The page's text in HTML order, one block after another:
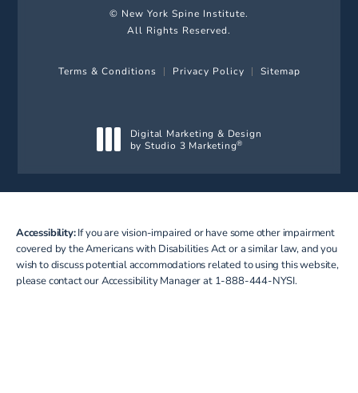
© New York Spine Institute.
All Rights Reserved.
Terms & Conditions Privacy Policy Sitemap
Digital Marketing & Design
by Studio 3 Marketing®
Accessibility:If you are vision-impaired or have some other impairment
covered by the Americans with Disabilities Act or a similar law, and you
wish to discuss potential accommodations related to using this website,
please contact our Accessibility Manager at 1-888-444-NYSI.